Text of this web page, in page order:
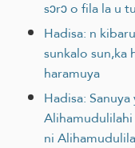
sɔrɔ o fila la u
Hadisa: n
sunkalo sun,ka
haramuya
Hadisa:
Alihamudulilahi
ni